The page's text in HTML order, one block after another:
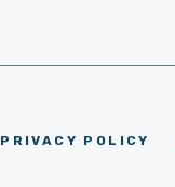
PRIVACY POLICY